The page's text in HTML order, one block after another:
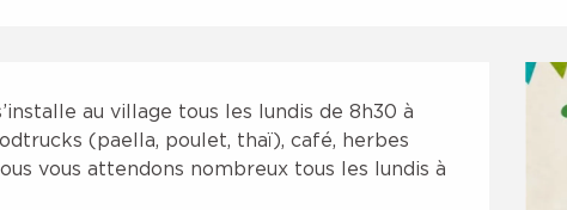
au village tous les lundis de 8h30 à
(paella, poulet, thaï), café, herbes
vous attendons nombreux tous les lundis à